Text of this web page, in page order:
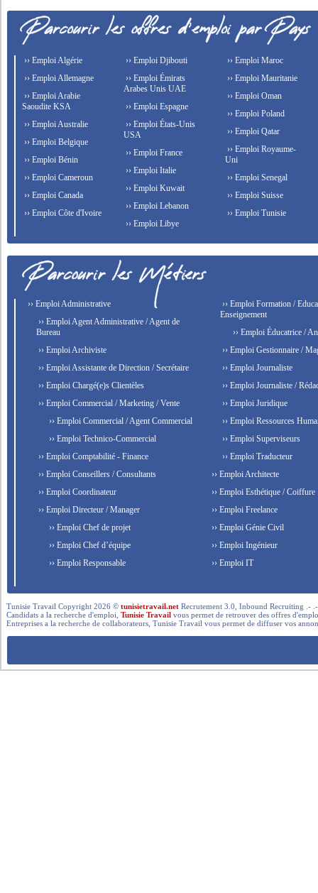
›› Emploi Algérie
›› Emploi Allemagne
›› Emploi Arabie
Saoudite KSA
›› Emploi Australie
›› Emploi Belgique
›› Emploi Bénin
›› Emploi Cameroun
›› Emploi Canada
›› Emploi Côte d'Ivoire
›› Emploi Djibouti
›› Emploi Émirats
Arabes Unis UAE
›› Emploi Espagne
›› Emploi États-Unis
USA
›› Emploi France
›› Emploi Italie
›› Emploi Kuwait
›› Emploi Lebanon
›› Emploi Libye
›› Emploi Maroc
›› Emploi Mauritanie
›› Emploi Oman
›› Emploi Poland
›› Emploi Qatar
›› Emploi Royaume-
Uni
›› Emploi Senegal
›› Emploi Suisse
›› Emploi Tunisie
›› Emploi Administrative
›› Emploi Agent Administrative / Agent de
Bureau
›› Emploi Archiviste
›› Emploi Assistante de Direction / Secrétaire
›› Emploi Chargé(e)s Clientèles
›› Emploi Commercial / Marketing / Vente
›› Emploi Commercial / Agent Commercial
›› Emploi Technico-Commercial
›› Emploi Comptabilité - Finance
›› Emploi Conseillers / Consultants
›› Emploi Coordinateur
›› Emploi Directeur / Manager
›› Emploi Chef de projet
›› Emploi Chef d’équipe
›› Emploi Responsable
›› Emploi Formation /
Enseignement
›› Emploi Éducatrice /
›› Emploi Gestionnaire /
›› Emploi Journaliste
›› Emploi Journaliste /
›› Emploi Juridique
›› Emploi Ressources
›› Emploi Superviseurs
›› Emploi Traducteur
›› Emploi Architecte
›› Emploi Esthétique / Coiffure
›› Emploi Freelance
›› Emploi Génie Civil
›› Emploi Ingénieur
›› Emploi IT
Tunisie Travail Copyright 2026 ©tunisietravail.net Recrutement 3.0, Inbound Recruiting .-
Candidats a la recherche d'emploi,Tunisie Travail vous permet de retrouver des offres
Entreprises a la recherche de collaborateurs, Tunisie Travail vous permet de diffuser vos